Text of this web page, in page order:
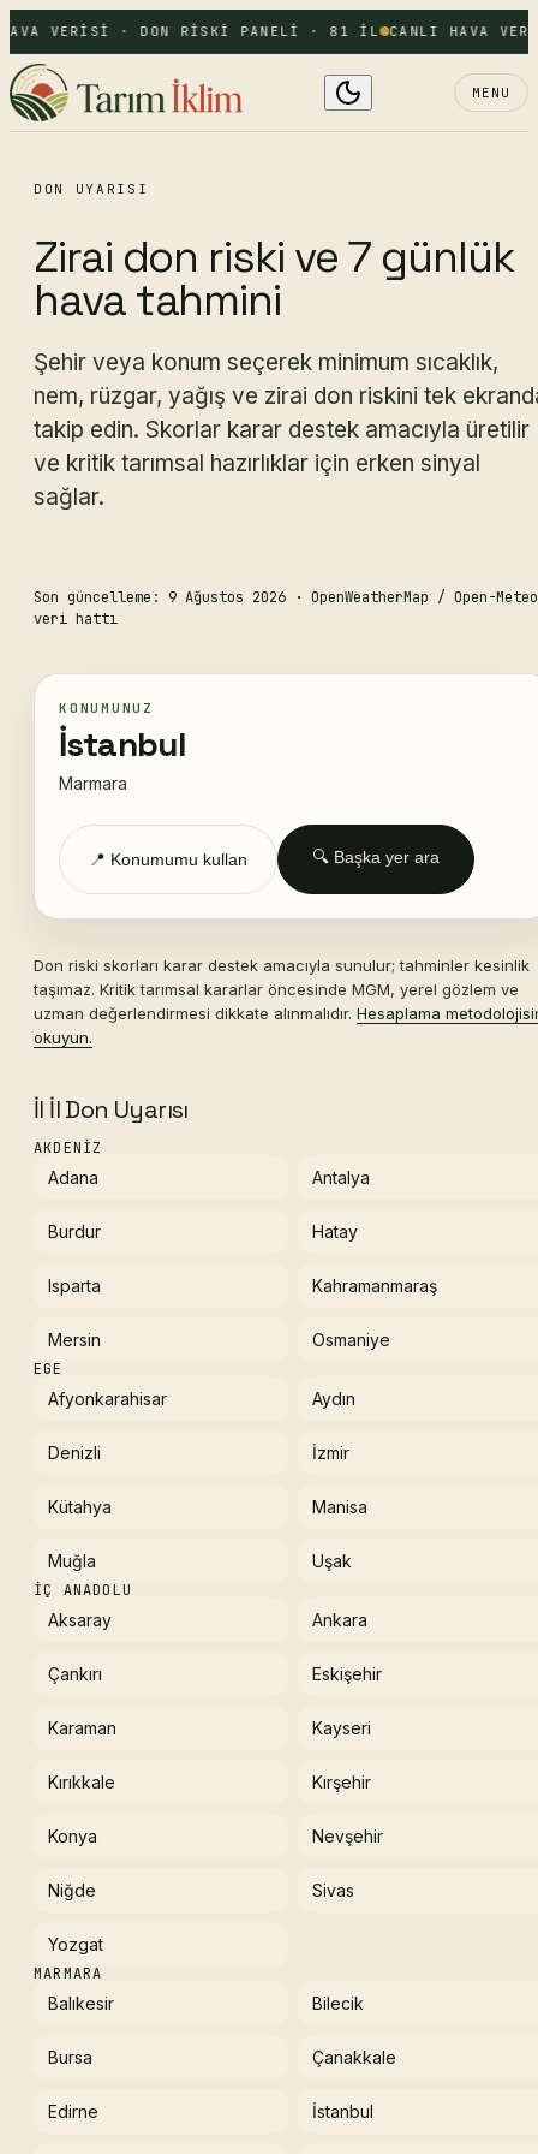
VERISI · DON RISKI PANELI · 81 IL CANLI HAVA
MENU
DON UYARISI
Zirai don riski ve 7 günlük
hava tahmini
Şehir veya konum seçerek minimum sıcaklık,
nem, rüzgar, yağış ve zirai don riskini tek
takip edin. Skorlar karar destek amacıyla üretilir
ve kritik tarımsal hazırlıklar için erken sinyal
sağlar.
Son güncelleme: 9 Ağustos 2026 · OpenWeatherMap / Open-Meteo
veri hattı
KONUMUNUZ
İstanbul
Marmara
📍 Konumumu kullan 🔍 Başka yer ara
Don riski skorları karar destek amacıyla sunulur; tahminler kesinlik
taşımaz. Kritik tarımsal kararlar öncesinde MGM, yerel gözlem ve
uzman değerlendirmesi dikkate alınmalıdır. Hesaplama
okuyun.
İl İl Don Uyarısı
AKDENIZ
Adana Antalya
Burdur Hatay
Isparta Kahramanmaraş
Mersin Osmaniye
EGE
Afyonkarahisar Aydın
Denizli İzmir
Kütahya Manisa
Muğla Uşak
İÇ ANADOLU
Aksaray Ankara
Çankırı Eskişehir
Karaman Kayseri
Kırıkkale Kırşehir
Konya Nevşehir
Niğde Sivas
Yozgat
MARMARA
Balıkesir Bilecik
Bursa Çanakkale
Edirne İstanbul